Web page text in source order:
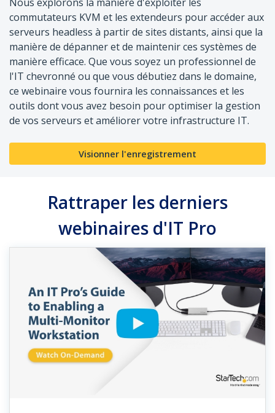
Nous explorons la manière d'exploiter les
commutateurs KVM et les extendeurs pour accéder aux
serveurs headless à partir de sites distants, ainsi que la
manière de dépanner et de maintenir ces systèmes de
manière efficace. Que vous soyez un professionnel de
l'IT chevronné ou que vous débutiez dans le domaine,
ce webinaire vous fournira les connaissances et les
outils dont vous avez besoin pour optimiser la gestion
de vos serveurs et améliorer votre infrastructure IT.
Visionner l'enregistrement
Rattraper les derniers
webinaires d'IT Pro